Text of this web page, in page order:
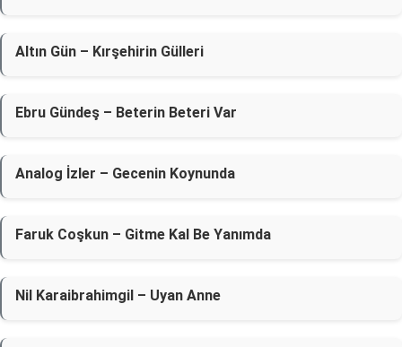
Altın Gün – Kırşehirin Gülleri
Ebru Gündeş – Beterin Beteri Var
Analog İzler – Gecenin Koynunda
Faruk Coşkun – Gitme Kal Be Yanımda
Nil Karaibrahimgil – Uyan Anne